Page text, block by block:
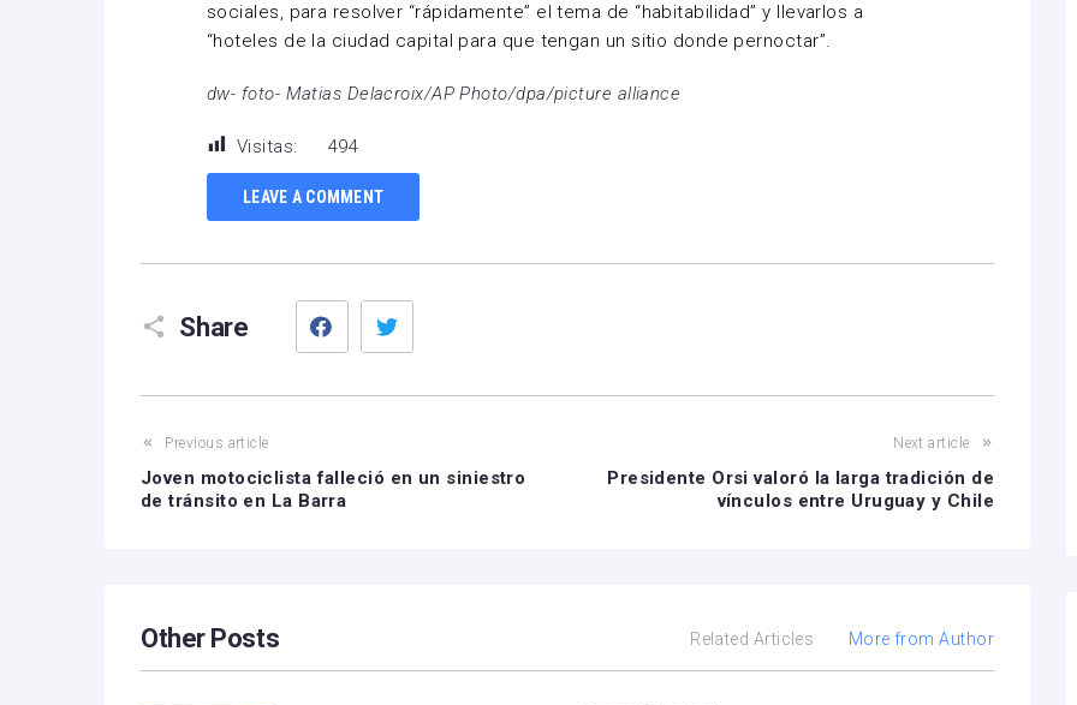
sociales, para resolver “rápidamente” el tema de “habitabilidad” y llevarlos a
“hoteles de la ciudad capital para que tengan un sitio donde pernoctar”.
dw- foto- Matias Delacroix/AP Photo/dpa/picture alliance
Visitas: 494
LEAVE A COMMENT
Share
Facebook
Previous article
Joven motociclista falleció en un siniestro
de tránsito en La Barra
Next article
Presidente Orsi valoró la larga tradición de
vínculos entre Uruguay y Chile
Other Posts Related Articles More from Author